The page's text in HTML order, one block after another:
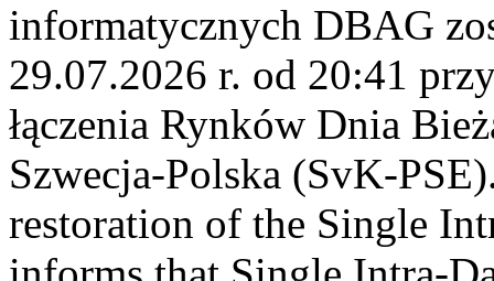
informatycznych DBAG
29.07.2026 r. od 20:41
łączenia Rynków Dnia
Szwecja-Polska (SvK-
restoration of the Single